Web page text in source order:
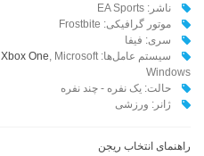
ناشر: EA Sports
موتور گرافیکی: Frostbite
سری: فیفا
سیستم عامل‌ها:
Xbox One , Microsoft
Windows
حالت: یک نفره - چند نفره
ژانر: ورزشی
راهنمای انتخاب ریجن